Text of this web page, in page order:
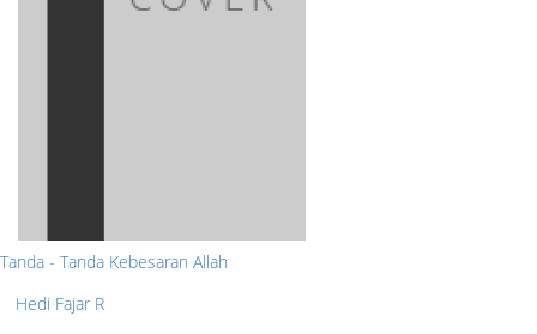
Tanda - Tanda Kebesaran Allah
Hedi Fajar R